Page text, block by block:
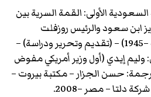
السعودية الأولى: القمة السرية بين
ابن سعود والرئيس روزفلت
(البحيرات المرة –1945) – (تقديم وتحرير ودراسة) –
وليم إيدي (أول وزير أمريكي مفوض
حسن الجزار – مكتبة بيروت –
دلتا – مصر –2008.